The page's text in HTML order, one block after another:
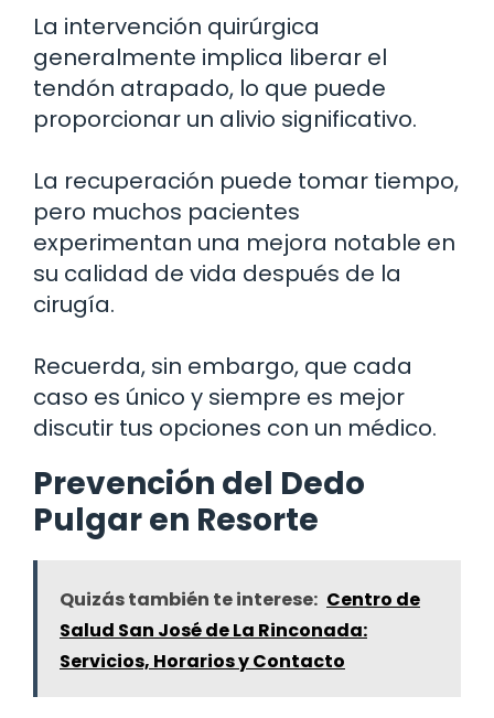
La intervención quirúrgica
generalmente implica liberar el
tendón atrapado, lo que puede
proporcionar un alivio significativo.
La recuperación puede tomar tiempo,
pero muchos pacientes
experimentan una mejora notable en
su calidad de vida después de la
cirugía.
Recuerda, sin embargo, que cada
caso es único y siempre es mejor
discutir tus opciones con un médico.
Prevención del Dedo
Pulgar en Resorte
Quizás también te interese: Centro de
Salud San José de La Rinconada:
Servicios, Horarios y Contacto